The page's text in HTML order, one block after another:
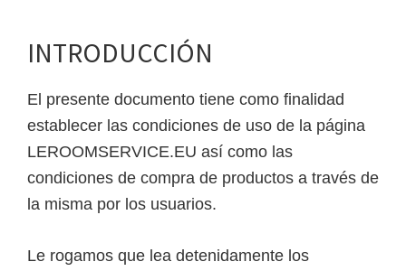
INTRODUCCIÓN
El presente documento tiene como finalidad
establecer las condiciones de uso de la página
LEROOMSERVICE.EU así como las
condiciones de compra de productos a través de
la misma por los usuarios.
Le rogamos que lea detenidamente los